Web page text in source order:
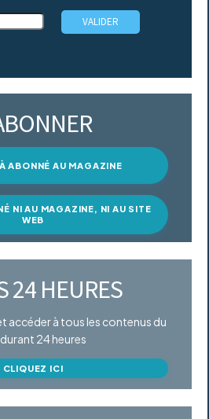
ABONNÉ AU MAGAZINE
NI AU MAGAZINE, NI AU SITE
WEB
24 HEURES
accéder à tous les contenus du
24 heures
CLIQUEZ ICI